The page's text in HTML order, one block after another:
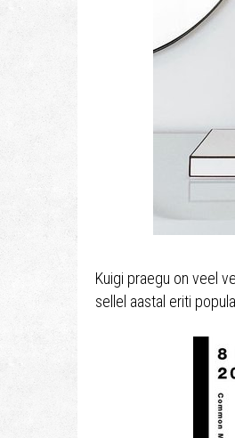
Kuigi praegu on veel
sellel aastal eriti